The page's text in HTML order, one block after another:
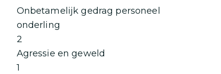
Onbetamelijk gedrag personeel
onderling
2
Agressie en geweld
1